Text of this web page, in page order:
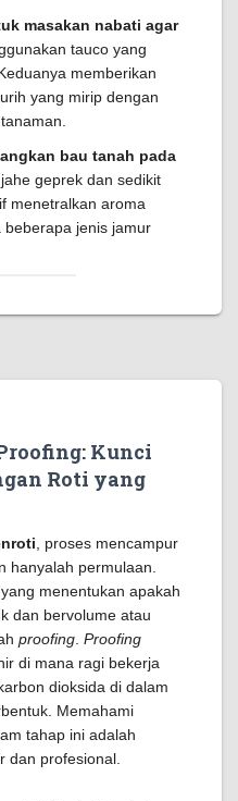
masakan nabati agar
tauco yang
memberikan
yang mirip dengan
bau tanah pada
geprek dan sedikit
menetralkan aroma
jenis jamur
Kunci
Roti yang
, proses mencampur
hanyalah permulaan.
menentukan apakah
dan bervolume atau
proofing Proofing
di mana ragi bekerja
dioksida di dalam
Memahami
tahap ini adalah
dan profesional.